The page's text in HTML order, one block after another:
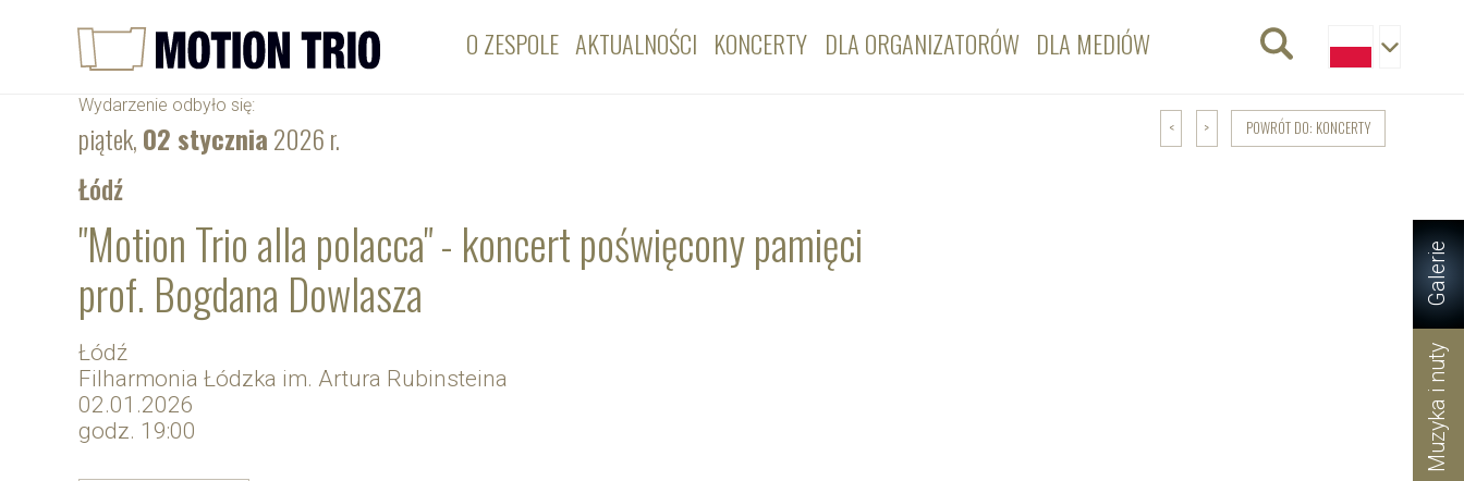
Galerie
Muzyka i nuty
O ZESPOLE AKTUALNOŚCI KONCERTY DLA ORGANIZATORÓW DLA MEDIÓW
Wydarzenie odbyło się:
piątek,02 stycznia2026 r. < > POWRÓT DO: KONCERTY
Łódź
"Motion Trio alla polacca" - koncert poświęcony pamięci
prof. Bogdana Dowlasza
Łódź
Filharmonia Łódzka im. Artura Rubinsteina
02.01.2026
godz. 19:00